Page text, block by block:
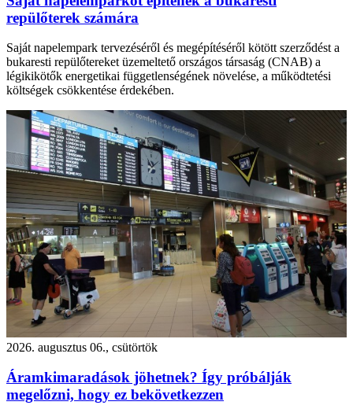
repülőterek számára
Saját napelempark tervezéséről és megépítéséről kötött szerződést a
bukaresti repülőtereket üzemeltető országos társaság (CNAB) a
légikikötők energetikai függetlenségének növelése, a működtetési
költségek csökkentése érdekében.
2026. augusztus 06., csütörtök
Áramkimaradások jöhetnek? Így próbálják
megelőzni, hogy ez bekövetkezzen